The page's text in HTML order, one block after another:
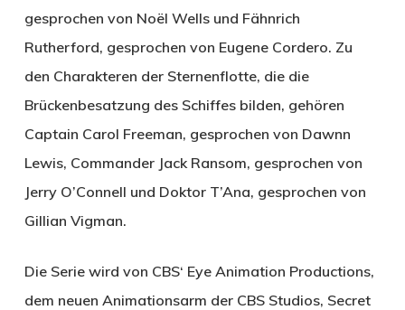
gesprochen von Noël Wells und Fähnrich
Rutherford, gesprochen von Eugene Cordero. Zu
den Charakteren der Sternenflotte, die die
Brückenbesatzung des Schiffes bilden, gehören
Captain Carol Freeman, gesprochen von Dawnn
Lewis, Commander Jack Ransom, gesprochen von
Jerry O’Connell und Doktor T’Ana, gesprochen von
Gillian Vigman.
Die Serie wird von CBS‘ Eye Animation Productions,
dem neuen Animationsarm der CBS Studios, Secret